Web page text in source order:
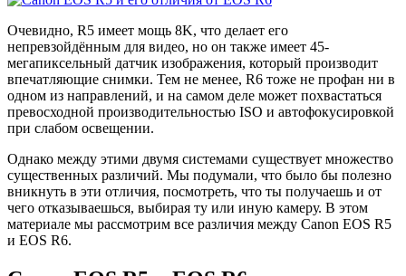
Очевидно, R5 имеет мощь 8K, что делает его
непревзойдённым для видео, но он также имеет 45-
мегапиксельный датчик изображения, который производит
впечатляющие снимки. Тем не менее, R6 тоже не профан ни в
одном из направлений, и на самом деле может похвастаться
превосходной производительностью ISO и автофокусировкой
при слабом освещении.
Однако между этими двумя системами существует множество
существенных различий. Мы подумали, что было бы полезно
вникнуть в эти отличия, посмотреть, что ты получаешь и от
чего отказываешься, выбирая ту или иную камеру. В этом
материале мы рассмотрим все различия между Canon EOS R5
и EOS R6.